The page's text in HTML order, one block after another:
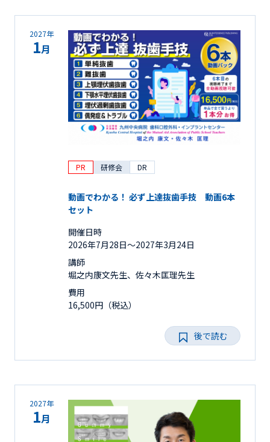
2027年
1月
PR 研修会 DR
動画でわかる！ 必ず上達抜歯手技 動画6本
セット
開催日時
2026年7月28日〜2027年3月24日
講師
堀之内康文先生、佐々木匡理先生
費用
16,500円（税込）
後で読む
2027年
1月